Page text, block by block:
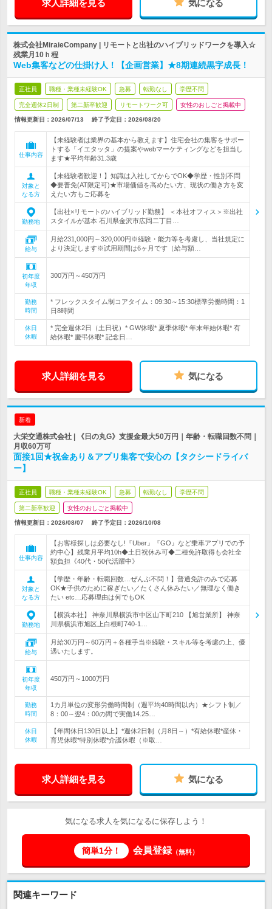
求人詳細を見る 気になる
株式会社MiraieCompany | リモートと出社のハイブリッドワークを導入☆
残業月10ｈ程
Web集客などの仕掛け人！【企画営業】★8期連続黒字成長！
正社員 職種・業種未経験OK 急募 転勤なし 学歴不問
完全週休2日制 第二新卒歓迎 リモートワーク可 女性のおしごと掲載中
情報更新日：2026/07/13 終了予定日： 2026/08/20
仕事内容
【未経験者は業界の基本から教えます】住宅会社の集客をサポー
トする「イエタッタ」の提案やwebマーケティングなどを担当し
ます★平均年齢31.3歳
対象と
なる方
【未経験者歓迎！】知識は入社してからでOK◆学歴・性別不問
◆要普免(AT限定可)★市場価値を高めたい方、現状の働き方を変
えたい方もご応募を
勤務地
【出社×リモートのハイブリッド勤務】 ＜本社オフィス＞※出社
スタイルが基本 石川県金沢市広岡二丁目…
給与
月給231,000円～320,000円※経験・能力等を考慮し、当社規定に
より決定します※試用期間は6ヶ月です（給与額…
初年度
年収
300万円～450万円
勤務
時間
* フレックスタイム制コアタイム：09:30～15:30標準労働時間：1
日8時間
休日
休暇
* 完全週休2日（土日祝）* GW休暇* 夏季休暇* 年末年始休暇* 有
給休暇* 慶弔休暇* 記念日…
求人詳細を見る 気になる
新着
大栄交通株式会社 | 《日の丸G》支援金最大50万円｜年齢・転職回数不問｜
月収60万可
面接1回★祝金あり＆アプリ集客で安心の【タクシードライバ
ー】
正社員 職種・業種未経験OK 急募 転勤なし 学歴不問
第二新卒歓迎 女性のおしごと掲載中
情報更新日：2026/08/07 終了予定日： 2026/10/08
仕事内容
【お客様探しは必要なし!『Uber』『GO』など乗車アプリでの予
約中心】残業月平均10h◆土日祝休み可◆二種免許取得も会社全
額負担《40代・50代活躍中》
対象と
なる方
【学歴・年齢・転職回数…ぜんぶ不問！】普通免許のみで応募
OK★子供のために稼ぎたい／たくさん休みたい／無理なく働き
たい etc…応募理由は何でもOK
勤務地
【横浜本社】 神奈川県横浜市中区山下町210 【旭営業所】 神奈
川県横浜市旭区上白根町740-1…
給与
月給30万円～60万円＋各種手当※経験・スキル等を考慮の上、優
遇いたします。
初年度
年収
450万円～1000万円
勤務
時間
1カ月単位の変形労働時間制（週平均40時間以内）★シフト制／
8：00～翌4：00の間で実働14.25…
休日
休暇
【年間休日130日以上】*週休2日制（月8日～）*有給休暇*産休・
育児休暇*特別休暇*介護休暇（※取…
求人詳細を見る 気になる
気になる求人を気になるに保存しよう！
簡単1分！ 会員登録（無料）
関連キーワード